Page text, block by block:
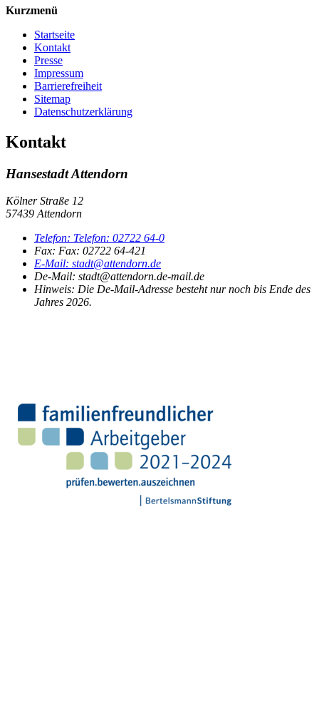
Kurzmenü
Startseite
Kontakt
Presse
Impressum
Barrierefreiheit
Sitemap
Datenschutzerklärung
Kontakt
Hansestadt Attendorn
Kölner Straße 12
57439 Attendorn
Telefon: Telefon: 02722 64-0
Fax: Fax: 02722 64-421
E-Mail: stadt@attendorn.de
De-Mail: stadt@attendorn.de-mail.de
Hinweis: Die De-Mail-Adresse besteht nur noch bis Ende des
Jahres 2026.